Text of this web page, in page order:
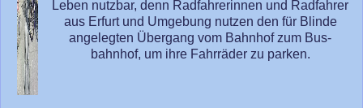
Leben nutzbar, denn Radfahrerinnen und Radfahrer
aus Erfurt und Umgebung nutzen den für Blinde
angelegten Übergang vom Bahnhof zum Bus-
bahnhof, um ihre Fahrräder zu parken.